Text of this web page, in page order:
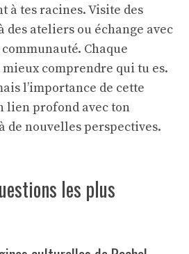
à tes racines. Visite des
des ateliers ou échange avec
Chaque
mieux comprendre qui tu es.
l’importance de cette
lien profond avec ton
de nouvelles perspectives.
les plus